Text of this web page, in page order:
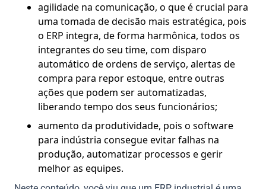
agilidade na comunicação, o que é crucial para
uma tomada de decisão mais estratégica, pois
o ERP integra, de forma harmônica, todos os
integrantes do seu time, com disparo
automático de ordens de serviço, alertas de
compra para repor estoque, entre outras
ações que podem ser automatizadas,
liberando tempo dos seus funcionários;
aumento da produtividade, pois o software
para indústria consegue evitar falhas na
produção, automatizar processos e gerir
melhor as equipes.